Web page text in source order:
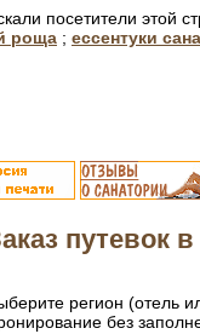
посетители этой
роща ; ессентуки
путевок
регион (отель
без